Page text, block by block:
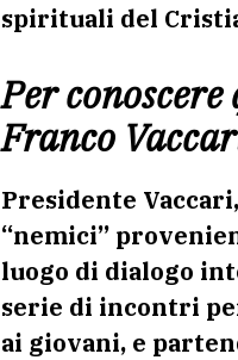
spirituali del
Per
Franco
Presidente
“nemici”
luogo di dialogo
serie di incontri
ai giovani, e